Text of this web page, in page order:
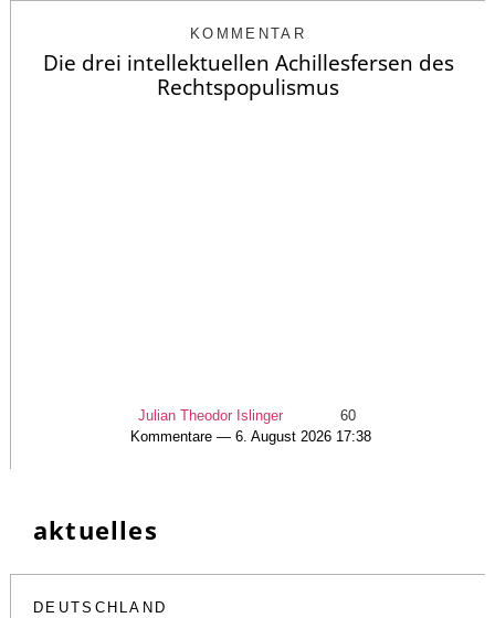
KOMMENTAR
Die drei intellektuellen Achillesfersen des
Rechtspopulismus
Julian Theodor Islinger
60
Kommentare — 6. August 2026 17:38
aktuelles
DEUTSCHLAND